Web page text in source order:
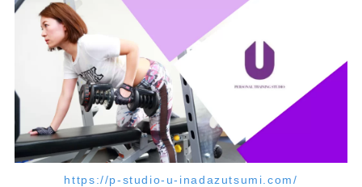
https://p-studio-u-inadazutsumi.com/